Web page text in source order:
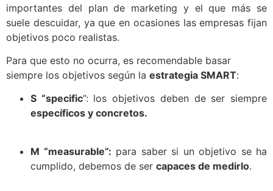
importantes del plan de marketing y el que más se
suele descuidar, ya que en ocasiones las empresas fijan
objetivos poco realistas.
Para que esto no ocurra, es recomendable basar
siempre los objetivos según la estrategia SMART:
S “specific”: los objetivos deben de ser siempre
específicos y concretos.
M “measurable”: para saber si un objetivo se ha
cumplido, debemos de ser capaces de medirlo.